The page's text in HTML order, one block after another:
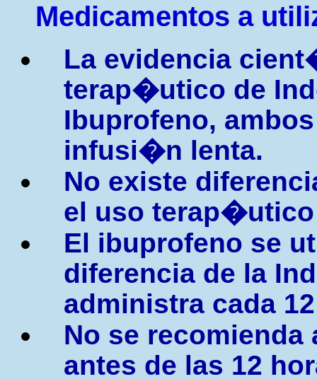
Medicamentos a
La evidencia
terap�utico de
Ibuprofeno,
infusi�n lenta.
No existe
el uso terap�utico
El ibuprofeno se
diferencia de la
administra cada
No se
antes de las 12